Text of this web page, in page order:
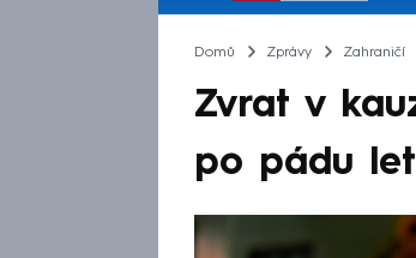
Domů Zprávy Zahraničí
Zvrat v
po pádu